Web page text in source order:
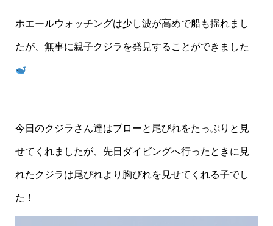
ホエールウォッチングは少し波が高めで船も揺れまし
たが、無事に親子クジラを発見することができました
今日のクジラさん達はブローと尾びれをたっぷりと見
せてくれましたが、先日ダイビングへ行ったときに見
れたクジラは尾びれより胸びれを見せてくれる子でし
た！